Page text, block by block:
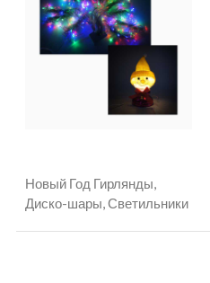
Новый Год Гирлянды,
Диско-шары, Светильники